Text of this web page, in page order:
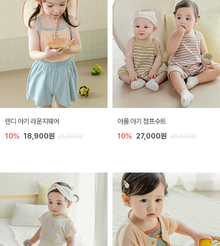
렌디 아기 라운지웨어
10% 18,900원 21,000원
아롬 아기 점프수트
10% 27,000원 30,000원